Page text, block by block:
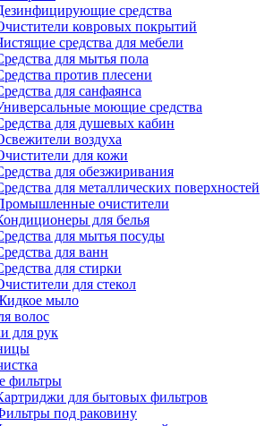
средства
ковровых покрытий
средства для мебели
для мытья пола
против плесени
для санфаянса
моющие средства
для душевых кабин
воздуха
для кожи
для обезжиривания
для металлических поверхностей
очистители
для белья
для мытья посуды
для ванн
для стирки
для стекол
мыло
волос
для рук
фильтры
для бытовых фильтров
под раковину